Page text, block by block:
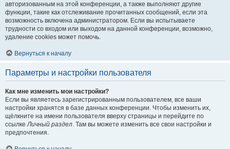
авторизованным на этой конференции, а также выполняют другие
функции, такие как отслеживание прочитанных сообщений, если эта
возможность включена администратором. Если вы испытываете
трудности со входом или выходом на данной конференции, возможно,
удаление cookies может помочь.
Вернуться к началу
Параметры и настройки пользователя
Как мне изменить мои настройки?
Если вы являетесь зарегистрированным пользователем, все ваши
настройки хранятся в базе данных конференции. Чтобы изменить их,
щёлкните на имени пользователя вверху страницы и перейдите по
ссылкеЛичный раздел. Там вы можете изменить все свои настройки и
предпочтения.